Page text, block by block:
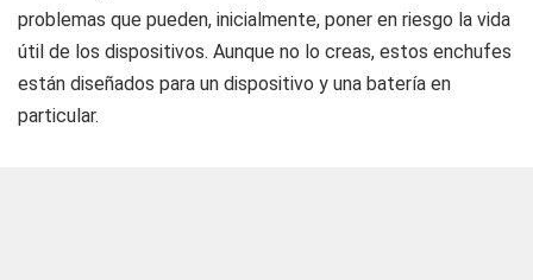
problemas que pueden, inicialmente, poner en riesgo la vida
útil de los dispositivos. Aunque no lo creas, estos enchufes
están diseñados para un dispositivo y una batería en
particular.